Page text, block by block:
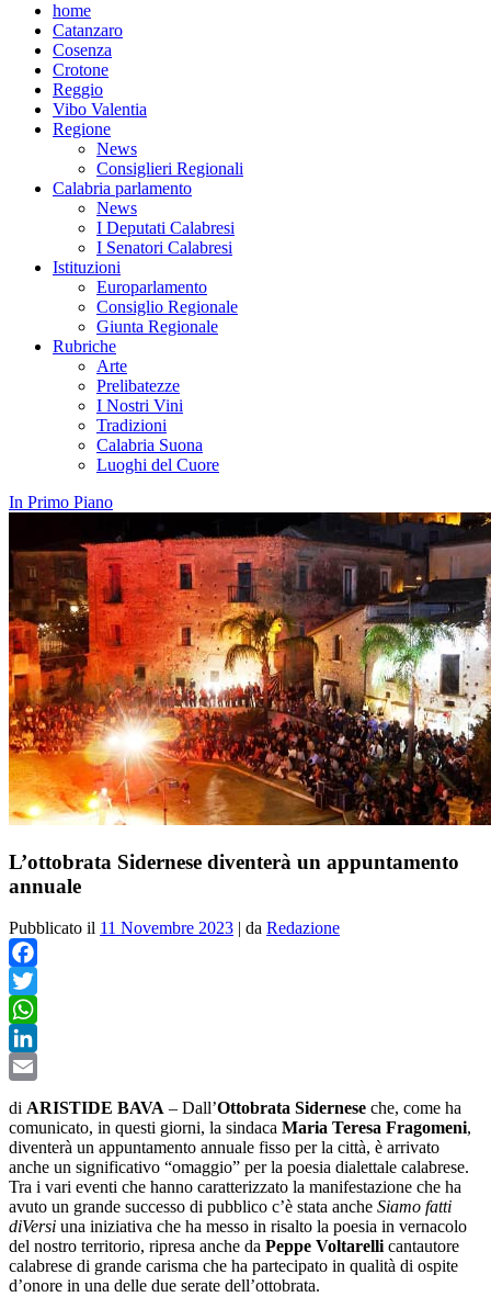
home
Catanzaro
Cosenza
Crotone
Reggio
Vibo Valentia
Regione
News
Consiglieri Regionali
Calabria parlamento
News
I Deputati Calabresi
I Senatori Calabresi
Istituzioni
Europarlamento
Consiglio Regionale
Giunta Regionale
Rubriche
Arte
Prelibatezze
I Nostri Vini
Tradizioni
Calabria Suona
Luoghi del Cuore
In Primo Piano
L’ottobrata Sidernese diventerà un appuntamento
annuale
Pubblicato il 11 Novembre 2023 | da Redazione
Facebook
Twitter
WhatsApp
LinkedIn
di ARISTIDE BAVA – Dall’Ottobrata Sidernese che, come ha
comunicato, in questi giorni, la sindaca Maria Teresa Fragomeni,
diventerà un appuntamento annuale fisso per la città, è arrivato
anche un significativo “omaggio” per la poesia dialettale calabrese.
Tra i vari eventi che hanno caratterizzato la manifestazione che ha
avuto un grande successo di pubblico c’è stata anche Siamo fatti
diVersi una iniziativa che ha messo in risalto la poesia in vernacolo
del nostro territorio, ripresa anche da Peppe Voltarellicantautore
calabrese di grande carisma che ha partecipato in qualità di ospite
d’onore in una delle due serate dell’ottobrata.